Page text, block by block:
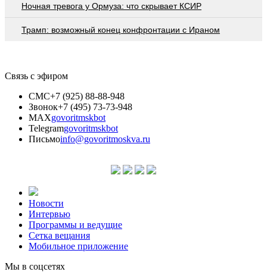
Ночная тревога у Ормуза: что скрывает КСИР
Трамп: возможный конец конфронтации с Ираном
Связь с эфиром
СМС+7 (925) 88-88-948
Звонок+7 (495) 73-73-948
MAXgovoritmskbot
Telegramgovoritmskbot
Письмоinfo@govoritmoskva.ru
Новости
Интервью
Программы и ведущие
Сетка вещания
Мобильное приложение
Мы в соцсетях